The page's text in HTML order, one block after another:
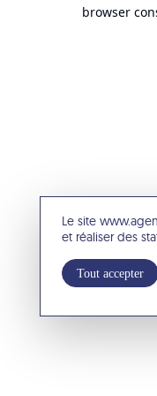
Le site
et réaliser des
Tout accepter
browser